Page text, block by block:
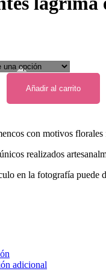
Añadir al carrito
con motivos florales
realizados
en la fotografía puede
adicional